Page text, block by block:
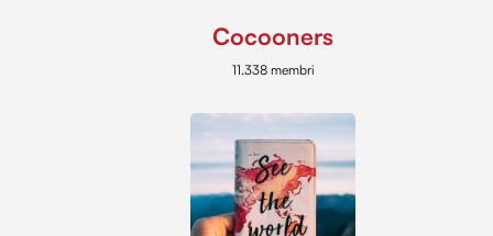
Cocooners
11.338 membri